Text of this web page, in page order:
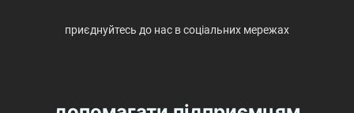
приєднуйтесь до нас в соціальних мережах